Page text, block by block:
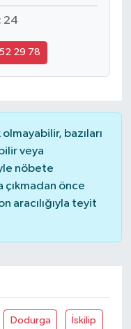
24
29 78
bazıları
veya
nöbete
önce
aracılığıyla teyit
Dodurga İskilip